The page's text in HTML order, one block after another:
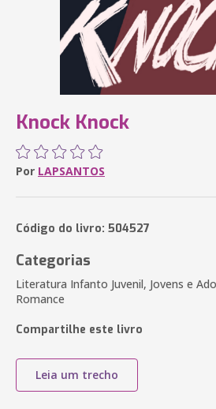
Knock Knock
Por LAPSANTOS
Código do livro: 504527
Categorias
Literatura Infanto Juvenil, Jovens e
Romance
Compartilhe este livro
Leia um trecho